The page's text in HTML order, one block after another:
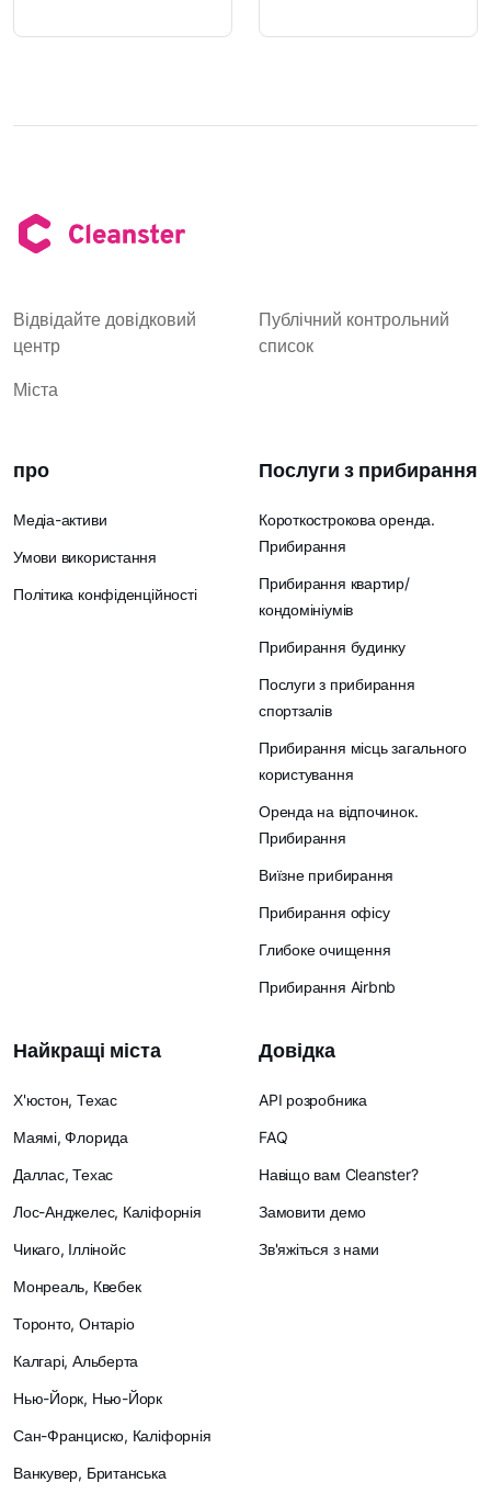
Відвідайте довідковий
центр
Публічний контрольний
список
Міста
про
Медіа-активи
Умови використання
Політика конфіденційності
Послуги з прибирання
Короткострокова оренда.
Прибирання
Прибирання квартир/
кондомініумів
Прибирання будинку
Послуги з прибирання
спортзалів
Прибирання місць загального
користування
Оренда на відпочинок.
Прибирання
Виїзне прибирання
Прибирання офісу
Глибоке очищення
Прибирання Airbnb
Найкращі міста
Х'юстон, Техас
Маямі, Флорида
Даллас, Техас
Лос-Анджелес, Каліфорнія
Чикаго, Іллінойс
Монреаль, Квебек
Торонто, Онтаріо
Калгарі, Альберта
Нью-Йорк, Нью-Йорк
Сан-Франциско, Каліфорнія
Ванкувер, Британська
Довідка
API розробника
FAQ
Навіщо вам Cleanster?
Замовити демо
Зв'яжіться з нами